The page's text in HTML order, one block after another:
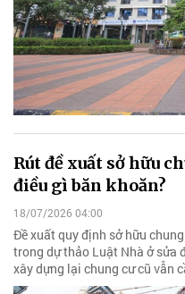
Rút đề xuất sở hữu
điều gì băn khoăn?
18/07/2026 04:00
Đề xuất quy định sở hữu
trong dự thảo Luật Nhà ở sửa
xây dựng lại chung cư cũ vẫn